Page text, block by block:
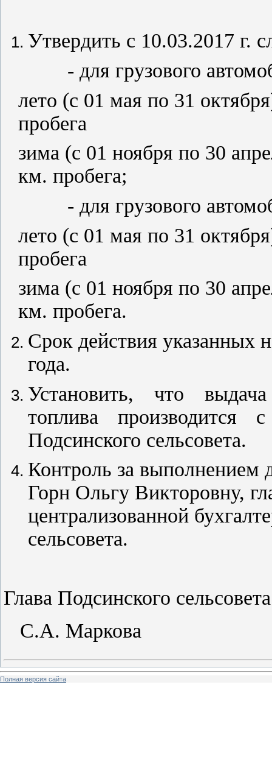
Утвердить с 10.03.2017 г.
- для грузового
лето (с 01 мая по 31
пробега
зима (с 01 ноября по 30
км. пробега;
- для грузового
лето (с 01 мая по 31
пробега
зима (с 01 ноября по 30
км. пробега.
Срок действия указанных
года.
Установить, что выдача
топлива производится
Подсинского сельсовета.
Контроль за выполнением
Горн Ольгу Викторовну,
централизованной
сельсовета.
Глава
С.А. Маркова
Полная версия сайта